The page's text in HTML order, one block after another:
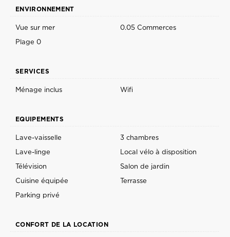
ENVIRONNEMENT
Vue sur mer
0.05 Commerces
Plage 0
SERVICES
Ménage inclus Wifi
EQUIPEMENTS
Lave-vaisselle
3 chambres
Lave-linge
Local vélo à disposition
Télévision
Salon de jardin
Cuisine équipée
Terrasse
Parking privé
CONFORT DE LA LOCATION